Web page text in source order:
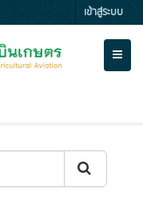
เข้าสู่ระบบ